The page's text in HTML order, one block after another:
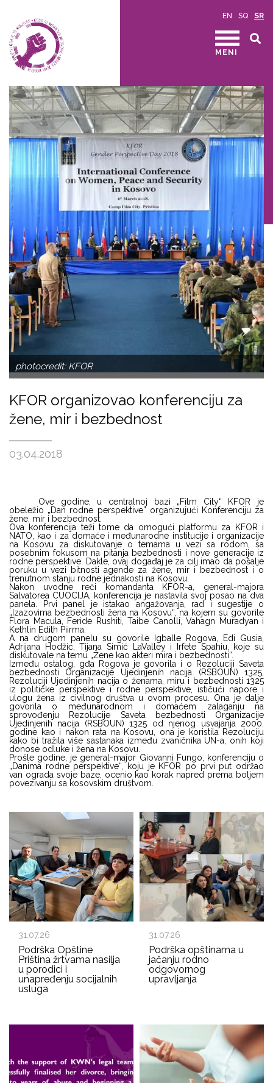
EN SQ SR
MENI
photocredit: KFOR
KFOR organizovao konferenciju za
žene, mir i bezbednost
03.04.2018
Ove godine, u centralnoj bazi „Film City“ KFOR je
obeležio „Dan rodne perspektive“ organizujući Konferenciju za
žene, mir i bezbednost.
Ova konferencija teži tome da omogući platformu za KFOR i
NATO, kao i za domaće i međunarodne institucije i organizacije
na Kosovu za diskutovanje o temama u vezi sa rodom, sa
posebnim fokusom na pitanja bezbednosti i nove generacije iz
rodne perspektive. Dakle, ovaj događaj je za cilj imao da pošalje
poruku u vezi bitnosti agende za žene, mir i bezbednost i o
trenutnom stanju rodne jednakosti na Kosovu.
Nakon uvodne reči komandanta KFOR-a, general-majora
Salvatorea CUOCIJA, konferencija je nastavila svoj posao na dva
panela. Prvi panel je istakao angažovanja, rad i sugestije o
„Izazovima bezbednosti žena na Kosovu“, na kojem su govorile
Flora Macula, Feride Rushiti, Taibe Canolli, Vahagn Muradyan i
Kethlin Edith Piirma.
A na drugom panelu su govorile Igballe Rogova, Edi Gusia,
Adrijana Hodžić, Tijana Simić LaValley i Irfete Spahiu, koje su
diskutovale na temu „Žene kao akteri mira i bezbednosti“.
Između ostalog, gđa Rogova je govorila i o Rezoluciji Saveta
bezbednosti Organizacije Ujedinjenih nacija (RSBOUN) 1325,
Rezoluciji Ujedinjenih nacija o ženama, miru i bezbednosti 1325
iz političke perspektive i rodne perspektive, ističući napore i
ulogu žena iz civilnog društva u ovom procesu. Ona je dalje
govorila o međunarodnom i domaćem zalaganju na
sprovođenju Rezolucije Saveta bezbednosti Organizacije
Ujedinjenih nacija (RSBOUN) 1325 od njenog usvajanja 2000.
godine kao i nakon rata na Kosovu, ona je koristila Rezoluciju
kako bi tražila više sastanaka između zvaničnika UN-a, onih koji
donose odluke i žena na Kosovu.
Prošle godine, je general-major Giovanni Fungo, konferenciju o
„Danima rodne perspektive“, koju je KFOR po prvi put održao
van ograda svoje baze, ocenio kao korak napred prema boljem
povezivanju sa kosovskim društvom.
31.07.26
Podrška Opštine
Priština žrtvama nasilja
u porodici i
unapređenju socijalnih
usluga
31.07.26
Podrška opštinama u
jačanju rodno
odgovornog
upravljanja